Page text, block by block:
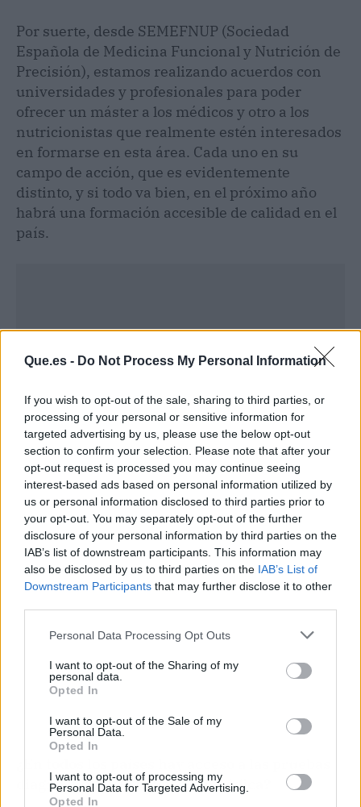
Que.es - Do Not Process My Personal Information
If you wish to opt-out of the sale, sharing to third parties, or
processing of your personal or sensitive information for
targeted advertising by us, please use the below opt-out
section to confirm your selection. Please note that after your
opt-out request is processed you may continue seeing
interest-based ads based on personal information utilized by
us or personal information disclosed to third parties prior to
your opt-out. You may separately opt-out of the further
disclosure of your personal information by third parties on the
IAB’s list of downstream participants. This information may
also be disclosed by us to third parties on the IAB’s List of
Downstream Participants that may further disclose it to other
Personal Data Processing Opt Outs
I want to opt-out of the Sharing of my
personal data.
Opted In
I want to opt-out of the Sale of my
Personal Data.
Opted In
I want to opt-out of processing my
Personal Data for Targeted Advertising.
Opted In
Por suerte, desde SEMEFNUP (Sociedad
Española de Medicina Funcional y Nutrición de
Precisión), estamos realizando acuerdos con
universidades y profesionales para poder
ofrecer un máster a los médicos y otro a los
nutricionistas que realmente estén interesados
en formarse en esta área. Cada uno en su
campo de acción, que es evidentemente
distinto, y si todo va bien, en el próximo año
habrá una formación accesible de calidad en el
país.
Publicidad
diagnósticas y la formación médica?